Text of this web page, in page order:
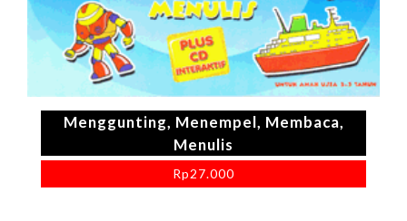
Menggunting, Menempel, Membaca,
Menulis
Rp27.000